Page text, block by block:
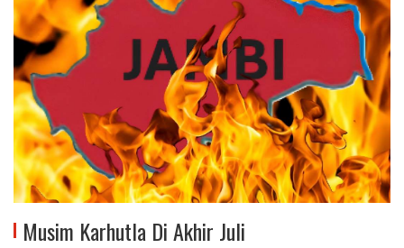
Musim Karhutla Di Akhir Juli